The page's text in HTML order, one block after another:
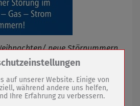
neue Störnummern
mehr
Seite notwendige Cookies /
Session Cookie
auf unserer Website. Einige von
während andere uns helfen,
Ihre Erfahrung zu verbessern.